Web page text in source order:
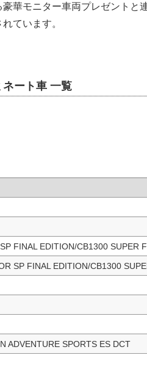
華モニター車両プレゼントと
ています。
ート車 一覧
FINAL EDITION/CB1300 SUPER
SP FINAL EDITION/CB1300
ADVENTURE SPORTS ES DCT